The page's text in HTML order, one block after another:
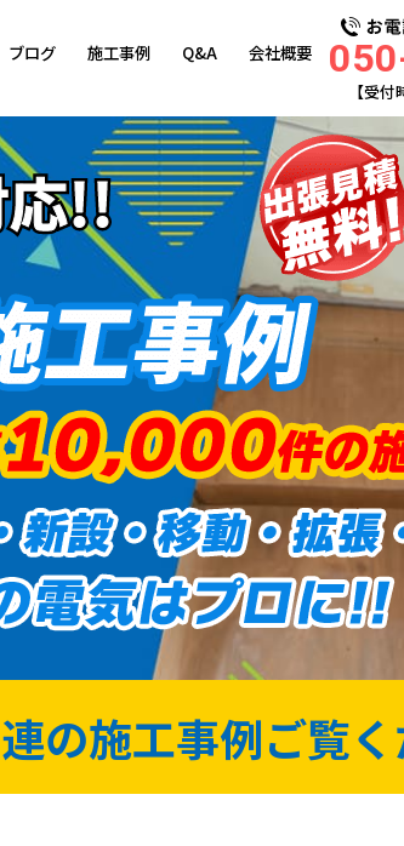
ブログ 施工事例 Q&A 会社概要
【受
応!!
の施工事例ご覧